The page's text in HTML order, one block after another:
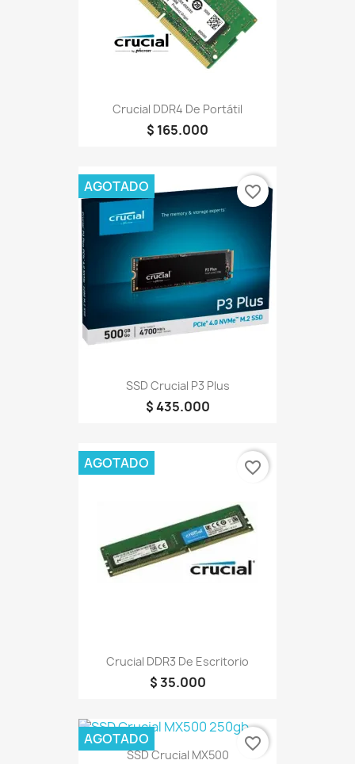
Crucial DDR4 De Portátil
$ 165.000
SSD Crucial P3 Plus
$ 435.000
AGOTADO favorite_border
Crucial DDR3 De Escritorio
$ 35.000
AGOTADO favorite_border
SSD Crucial MX500
AGOTADO favorite_border